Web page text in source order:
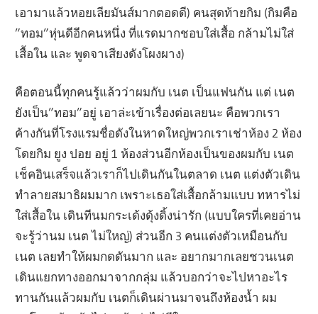
เอามาแล้วหอยเลียมันส์มากตอดดี) คนสุดท้ายกิม (กิมคือ
”ทอม”หุ่นดีอีกคนหนึ่ง ที่แรดมากชอบใส่เสื้อ กล้ามไม่ใส่
เสื้อใน และ พูดจาเสียงดังโผงผาง)
คือตอนนี้ทุกคนรู้แล้วว่าผมกับ เนต เป็นแฟนกัน แต่ เนต
ยังเป็น”ทอม”อยู่ เอาล่ะเข้าเรื่องต่อเลยนะ คือพวกเรา
ค้างกันที่โรงแรมชื่อดังในหาดใหญ่พวกเราเช่าห้อง 2 ห้อง
โดยกิม ยูง ปอย อยู่ 1 ห้องส่วนอีกห้องเป็นของผมกับ เนต
เช็คอินเสร็จแล้วเราก็ไปเดินกันในตลาด เนต แต่งตัวเดิน
ทำลายสมาธิผมมาก เพราะเธอใส่เสื้อกล้ามแบบ ทหารไม่
ใส่เสื้อใน เดินทีนมกระเด้งดุ้งดิ้งน่ารัก (แบบใครที่เคยอ่าน
จะรู้ว่านม เนต ไม่ใหญ่) ส่วนอีก 3 คนแต่งตัวเหมือนกับ
เนต เลยทำให้ผมกดดันมาก และ อยากมากเลยชวนเนต
เดินแยกทางออกมาจากกลุ่ม แล้วบอกว่าจะไปหาอะไร
ทานกันแล้วผมกับ เนตก็เดินผ่านมาจนถึงห้องน้ำ ผม